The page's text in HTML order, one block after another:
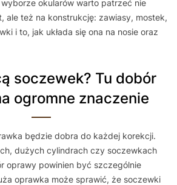
wyborze okularów warto patrzeć nie
ale też na konstrukcję: zawiasy, mostek,
i to, jak układa się ona na nosie oraz
ogromne znaczenie
będzie dobra do każdej korekcji.
dużych cylindrach czy soczewkach
oprawy powinien być szczególnie
oprawka może sprawić, że soczewki